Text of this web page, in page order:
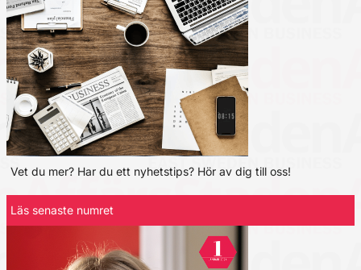
Vet du mer? Har du ett nyhetstips? Hör av dig till oss!
Läs senaste numret